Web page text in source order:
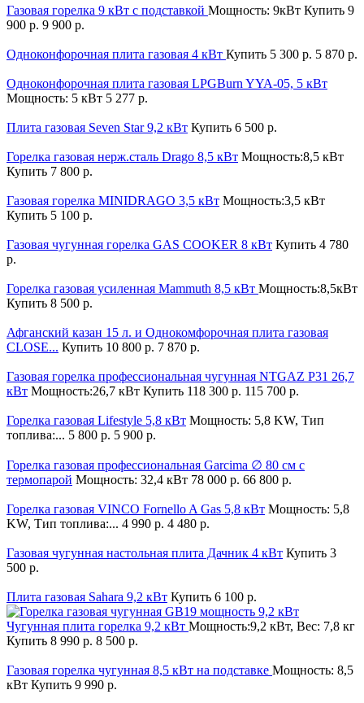
Газовая горелка 9 кВт с подставкой Мощность: 9кВт Купить 9
900 р. 9 900 р.
Одноконфорочная плита газовая 4 кВт Купить 5 300 р. 5 870 р.
Одноконфорочная плита газовая LPGBurn YYA-05, 5 кВт
Мощность: 5 кВт 5 277 р.
Плита газовая Seven Star 9,2 кВт Купить 6 500 р.
Горелка газовая нерж.сталь Drago 8,5 кВт Мощность:8,5 кВт
Купить 7 800 р.
Газовая горелка MINIDRAGO 3,5 кВт Мощность:3,5 кВт
Купить 5 100 р.
Газовая чугунная горелка GAS COOKER 8 кВт Купить 4 780
р.
Горелка газовая усиленная Mammuth 8,5 кВт Мощность:8,5кВт
Купить 8 500 р.
Афганский казан 15 л. и Однокомфорочная плита газовая
CLOSE... Купить 10 800 р. 7 870 р.
Газовая горелка профессиональная чугунная NTGAZ P31 26,7
кВт Мощность:26,7 кВт Купить 118 300 р. 115 700 р.
Горелка газовая Lifestyle 5,8 кВт Мощность: 5,8 KW, Тип
топлива:... 5 800 р. 5 900 р.
Горелка газовая профессиональная Garcima ∅ 80 см с
термопарой Мощность: 32,4 кВт 78 000 р. 66 800 р.
Горелка газовая VINCO Fornello A Gas 5,8 кВт Мощность: 5,8
KW, Тип топлива:... 4 990 р. 4 480 р.
Газовая чугунная настольная плита Дачник 4 кВт Купить 3
500 р.
Плита газовая Sahara 9,2 кВт Купить 6 100 р.
Чугунная плита горелка 9,2 кВт Мощность:9,2 кВт, Вес: 7,8 кг
Купить 8 990 р. 8 500 р.
Газовая горелка чугунная 8,5 кВт на подставке Мощность: 8,5
кВт Купить 9 990 р.